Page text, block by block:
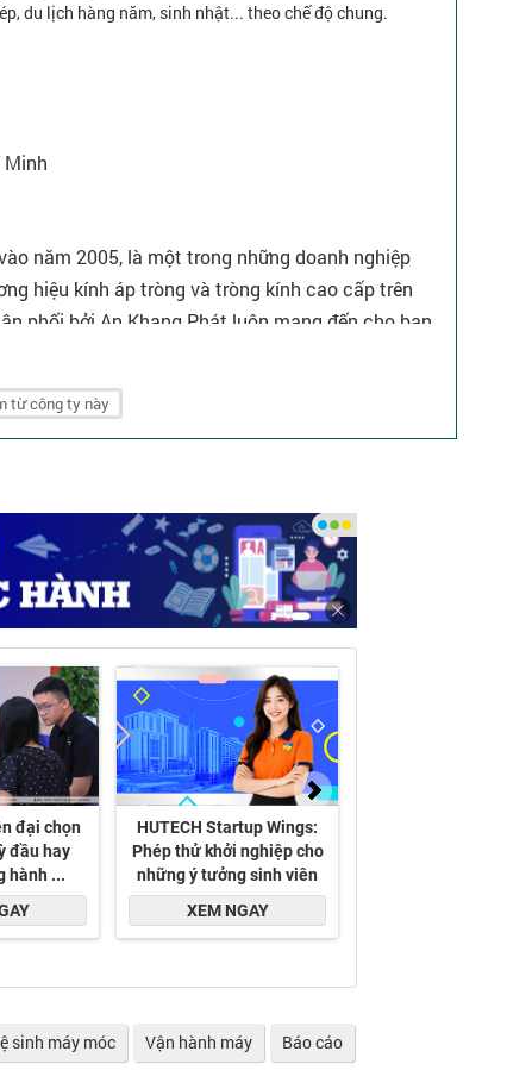
du lịch hàng năm, sinh nhật... theo chế độ chung.
Minh
năm 2005, là một trong những doanh nghiệp
hiệu kính áp tròng và tròng kính cao cấp trên
phối bởi An Khang Phát luôn mang đến cho bạn
hiệu kính áp tròng cao cấp như:
Nhật Bản - Hoya, V idol. Đi kèm là các sản phẩm
từ công ty này
sinh máy móc Vận hành máy
Báo cáo